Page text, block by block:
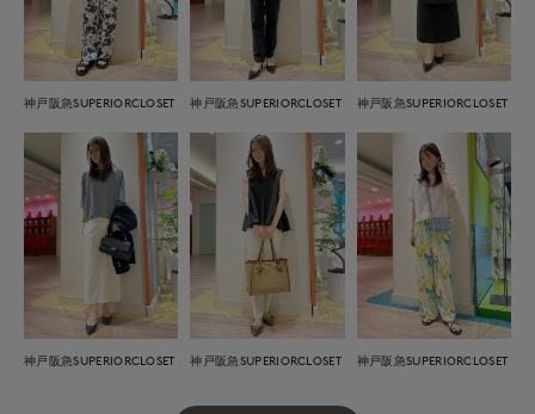
神戸阪急SUPERIORCLOSET 神戸阪急SUPERIORCLOSET 神戸阪急SUPERIORCLOSET
神戸阪急SUPERIORCLOSET 神戸阪急SUPERIORCLOSET 神戸阪急SUPERIORCLOSET